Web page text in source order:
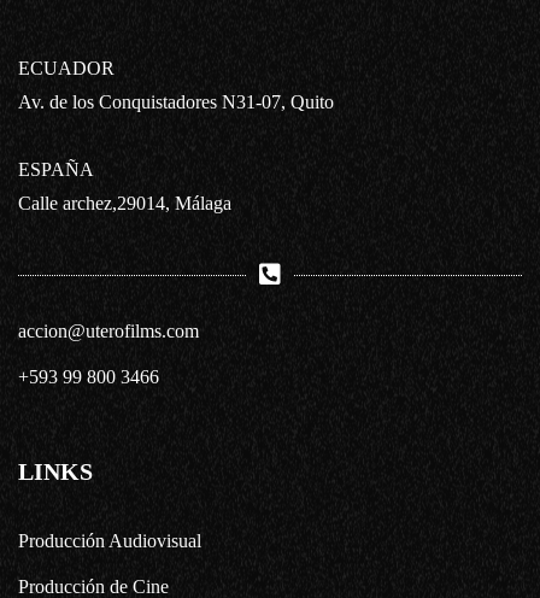
ECUADOR
Av. de los Conquistadores N31-07, Quito
ESPAÑA
Calle archez,29014, Málaga
accion@uterofilms.com
+593 99 800 3466
LINKS
Producción Audiovisual
Producción de Cine